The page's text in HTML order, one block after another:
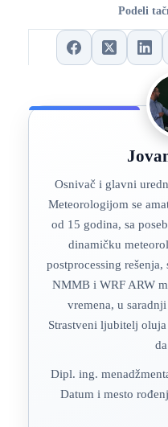
Podeli
Osnivač i glavni
Meteorologijom se
od 15 godina, sa
dinamičku
postprocessing
NMMB i WRF ARW
vremena, u
Strastveni ljubitelj
Dipl. ing.
Datum i mesto